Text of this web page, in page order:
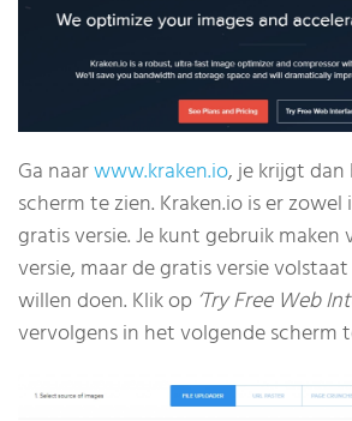
Ga naarwww.kraken.io,je krijgt
scherm te zien. Kraken.io is er
gratis versie. Je kunt gebruik maken
versie, maar de gratis versie
willen doen. Klik op ‘Try Free Web
vervolgens in het volgende scherm